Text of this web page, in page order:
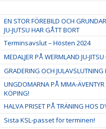
EN STOR FÖREBILD OCH
JU-JUTSU HAR GÅTT BORT
Terminsavslut – Hösten 2024
MEDALJER PÅ WERMLAND JU-JITSU
GRADERING OCH
UNGDOMARNA PÅ MMA-
KÖPING!
HALVA PRISET PÅ TRÄNING HOS
Sista KSL-passet för terminen!